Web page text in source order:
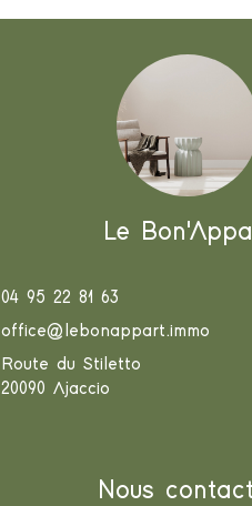
Le
04 95 22 81 63
office@lebonappart.immo
Route du Stiletto
20090 Ajaccio
Nous